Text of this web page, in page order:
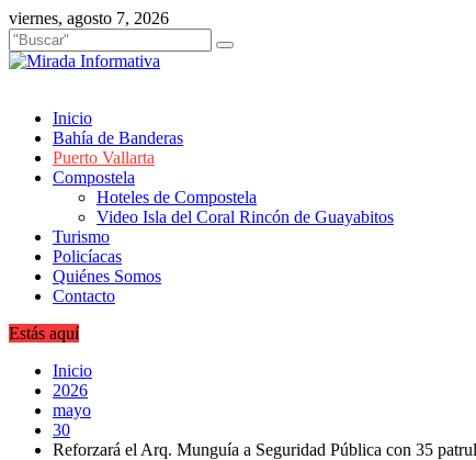
Saltar
al
contenido
viernes, agosto 7, 2026
Inicio
Bahía de Banderas
Puerto Vallarta
Compostela
Hoteles de Compostela
Video Isla del Coral Rincón de Guayabitos
Turismo
Policíacas
Quiénes Somos
Contacto
Estás aquí
Inicio
2026
mayo
30
Reforzará el Arq. Munguía a Seguridad Pública con 35